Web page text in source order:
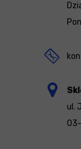
ul.